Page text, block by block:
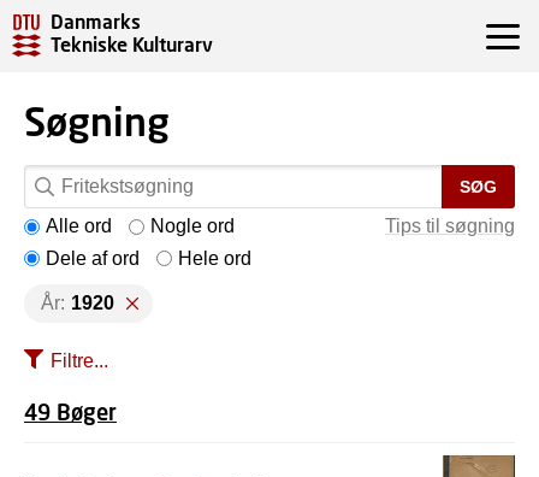
Danmarks
Tekniske Kulturarv
Søgning
SØG
Tips til søgning
Alle ord
Nogle ord
Dele af ord
Hele ord
År: 1920
Filtre...
49 Bøger